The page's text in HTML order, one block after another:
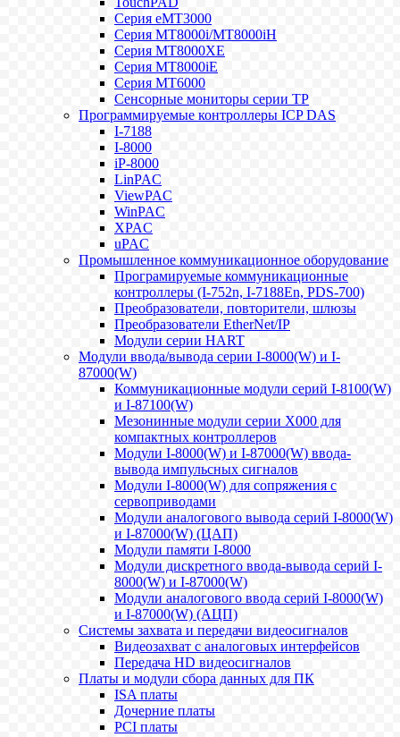
Серия eMT3000
Серия MT8000i/MT8000iH
Серия MT8000XE
Серия MT8000iE
Серия MT6000
Сенсорные мониторы серии TP
Программируемые контроллеры ICP DAS
I-7188
I-8000
iP-8000
LinPAC
ViewPAC
WinPAC
XPAC
uPAC
Промышленное коммуникационное оборудование
Програмируемые коммуникационные
контроллеры (I-752n, I-7188En, PDS-700)
Преобразователи, повторители, шлюзы
Преобразователи EtherNet/IP
Модули серии HART
Модули ввода/вывода серии I-8000(W) и I-
87000(W)
Коммуникационные модули серий I-8100(W)
и I-87100(W)
Мезонинные модули серии X000 для
компактных контроллеров
Модули I-8000(W) и I-87000(W) ввода-
вывода импульсных сигналов
Модули I-8000(W) для сопряжения с
сервоприводами
Модули аналогового вывода серий I-8000(W)
и I-87000(W) (ЦАП)
Модули памяти I-8000
Модули дискретного ввода-вывода серий I-
8000(W) и I-87000(W)
Модули аналогового ввода серий I-8000(W)
и I-87000(W) (АЦП)
Системы захвата и передачи видеосигналов
Видеозахват с аналоговых интерфейсов
Передача HD видеосигналов
Платы и модули сбора данных для ПК
ISA платы
Дочерние платы
PCI платы